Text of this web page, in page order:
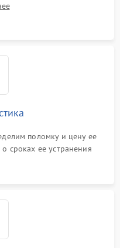
поломку и цену ее
сроках ее устранения